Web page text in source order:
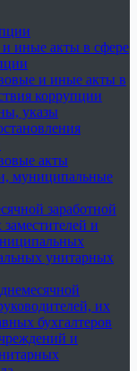
иные акты в сфере
и иные акты в
коррупции
указы
акты
муниципальные
заработной
и
унитарных
их
бухгалтеров
и